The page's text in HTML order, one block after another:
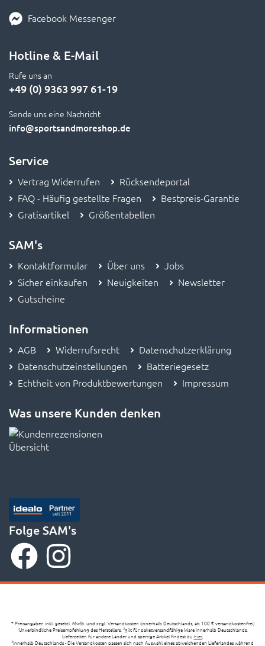
Facebook Messenger
Hotline & E-Mail
Rufe uns an
+49 (0) 9363 997 61-19
Sende uns eine Nachricht
info@sportsandmoreshop.de
Service
Vertrag Widerrufen
Rücksendeportal
FAQ - Häufig gestellte Fragen
Bestpreis-Garantie
Gratisartikel
Größentabellen
SAM's
Kontaktformular Über uns
Jobs
Sicher einkaufen
Neuigkeiten
Newsletter
Gutscheine
Informationen
AGB Widerrufsrecht
Datenschutzerklärung
Datenschutzeinstellungen
Batteriegesetz
Echtheit von Produktbewertungen
Impressum
Was unsere Kunden denken
Folge SAM's
* Preisangaben inkl. gesetzl. MwSt. und zzgl. Versandkosten (innerhalb Deutschlands, ab 100 € versandkostenfrei)
1Unverbindliche Preisempfehlung des Herstellers, 2gilt für paketversandfähige Ware innerhalb Deutschlands,
Lieferzeiten für andere Länder und sperrige Artikel findest du hier,
3innerhalb Deutschlands - Die Versandkosten passen sich nach Auswahl eines abweichenden Lieferlandes während